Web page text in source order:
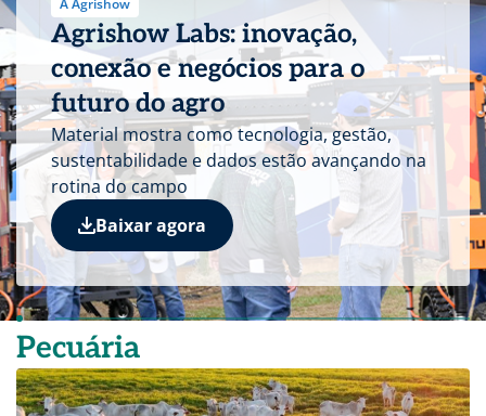
A Agrishow
Agrishow Labs: inovação,
conexão e negócios para o
futuro do agro
Material mostra como tecnologia, gestão,
sustentabilidade e dados estão avançando na
rotina do campo
Baixar agora
Pecuária